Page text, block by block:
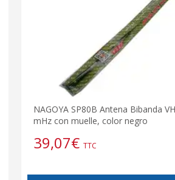
NAGOYA SP80B Antena Bibanda
mHz con muelle, color negro
39,07€ TTC